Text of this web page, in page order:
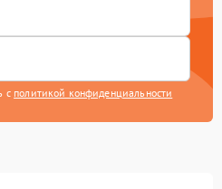
с политикой конфиденциальности